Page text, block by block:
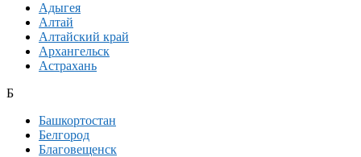
Адыгея
Алтай
Алтайский край
Архангельск
Астрахань
Б
Башкортостан
Белгород
Благовещенск